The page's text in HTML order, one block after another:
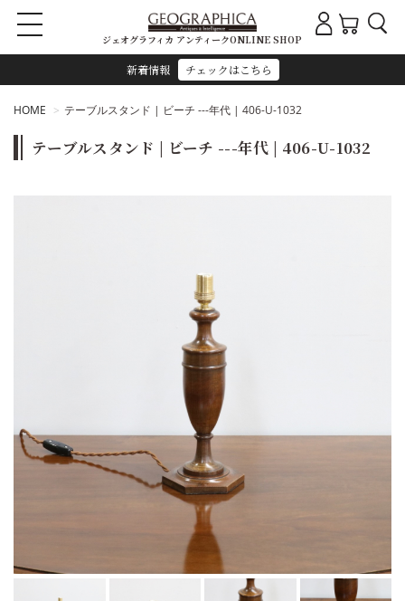
新着情報 チェックはこちら
ジェオグラフィカ アンティークONLINE SHOP
HOME テーブルスタンド | ビーチ ---年代 | 406-U-1032
テーブルスタンド | ビーチ ---年代 | 406-U-1032